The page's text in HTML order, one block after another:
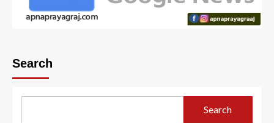
Search
Search